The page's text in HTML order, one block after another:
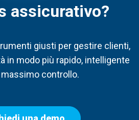
assicurativo?
giusti per gestire clienti,
in modo più rapido, intelligente
controllo.